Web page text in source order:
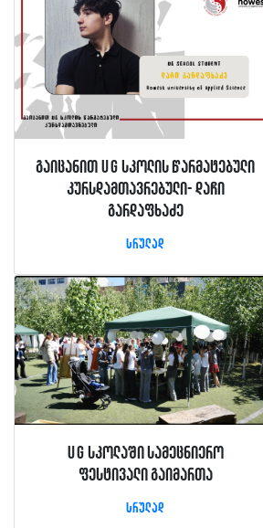
გაიცანით UG სკოლის წარმატებული
კურსდამთავრებული- დაჩი
გარდაფხაძე
სრულად
UG სკოლაში სამეცნიერო
ფესტივალი გაიმართა
სრულად